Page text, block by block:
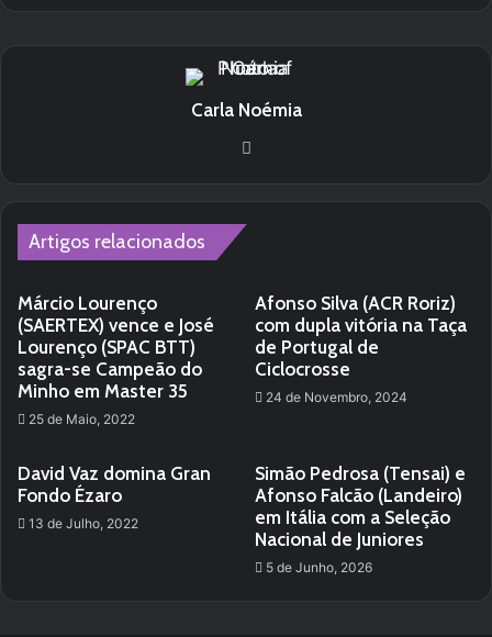
Carla Noémia
Artigos relacionados
Márcio Lourenço
(SAERTEX) vence e José
Lourenço (SPAC BTT)
sagra-se Campeão do
Minho em Master 35
25 de Maio, 2022
Afonso Silva (ACR Roriz)
com dupla vitória na Taça
de Portugal de
Ciclocrosse
24 de Novembro, 2024
David Vaz domina Gran
Fondo Ézaro
13 de Julho, 2022
Simão Pedrosa (Tensai) e
Afonso Falcão (Landeiro)
em Itália com a Seleção
Nacional de Juniores
5 de Junho, 2026